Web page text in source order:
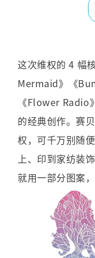
这次维权的 4 幅
Mermaid》《
《Flower Radio
的经典创作。赛
权，可千万别随
上、印到家纺装
就用一部分图案